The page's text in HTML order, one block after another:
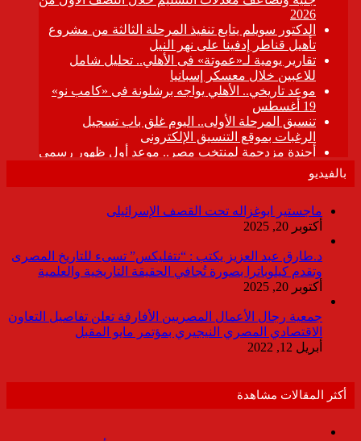
بالفيديو
ماجستير ابوغزاله تحت القصف الإسرائيلى
أكتوبر 20, 2025
د.طارق عبد العزيز يكتب : “نتفليكس” تسىء للتاريخ المصرى
وتقدم كيلوباترا بصورة تُجافي الحقيقة التاريخية والعلمية
أكتوبر 20, 2025
جمعية رجال الأعمال المصريين الأفارقة تعلن تفاصيل التعاون
الاقتصادي المصري النيجيري بمؤتمر مايو المقبل
أبريل 12, 2022
أكثر المقالات مشاهدة